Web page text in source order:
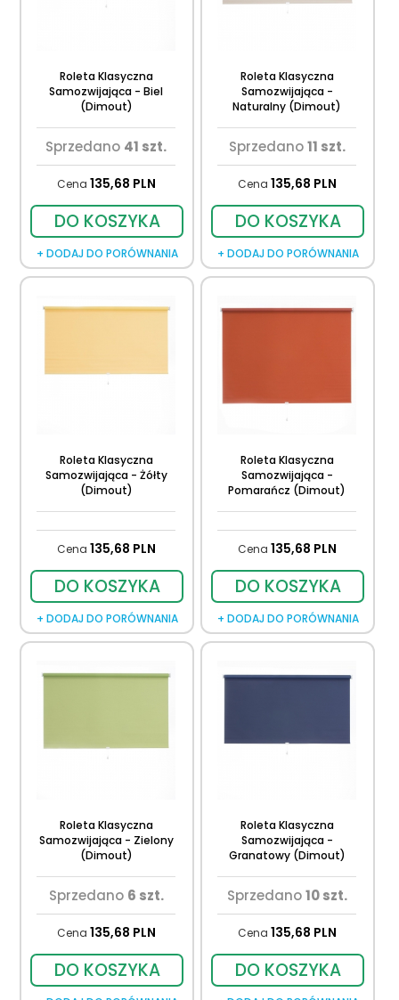
Roleta Klasyczna
Samozwijająca - Biel
(Dimout)
Sprzedano 41 szt.
Cena 135,68 PLN
DO KOSZYKA
+ DODAJ DO PORÓWNANIA
Roleta Klasyczna
Samozwijająca -
Naturalny (Dimout)
Sprzedano11 szt.
Cena 135,68 PLN
DO KOSZYKA
+ DODAJ DO PORÓWNANIA
Roleta Klasyczna
Samozwijająca - Żółty
(Dimout)
Cena 135,68 PLN
DO KOSZYKA
+ DODAJ DO PORÓWNANIA
Roleta Klasyczna
Samozwijająca -
Pomarańcz (Dimout)
Cena 135,68 PLN
DO KOSZYKA
+ DODAJ DO PORÓWNANIA
Roleta Klasyczna
Samozwijająca - Zielony
(Dimout)
Sprzedano 6 szt.
Cena 135,68 PLN
DO KOSZYKA
Roleta Klasyczna
Samozwijająca -
Granatowy (Dimout)
Sprzedano10 szt.
Cena 135,68 PLN
DO KOSZYKA